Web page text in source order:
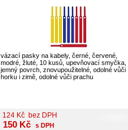
vázací pasky na kabely, černé, červené,
modré, žluté, 10 kusů, upevňovací smyčka,
jemný povrch, znovupoužitelné, odolné vůči
horku i zimě, odolné vůči prachu
124 Kč bez DPH
150 Kč s DPH